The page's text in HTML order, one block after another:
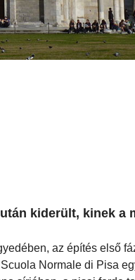
kiderült, kinek a
az építés első
Scuola Normale di Pisa